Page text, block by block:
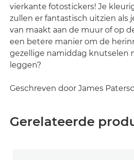
vierkante fotostickers! Je
zullen er fantastisch uitzien als
van maakt aan de muur of op
een betere manier om de
gezellige namiddag knutselen
leggen?
Geschreven door James
Gerelateerde